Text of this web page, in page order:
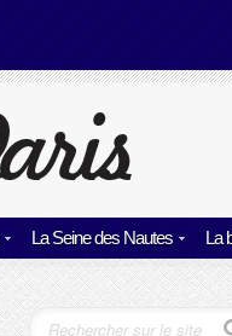
La Seine des Nautes La